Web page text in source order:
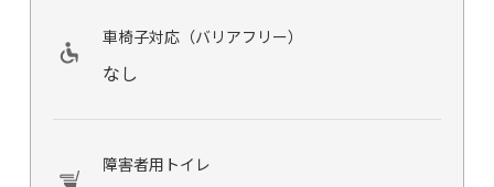
車椅子対応（バリアフリー）
なし
障害者用トイレ